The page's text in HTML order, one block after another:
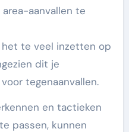
aanvallen te
te veel inzetten op
dit je
tegenaanvallen.
en tactieken
passen, kunnen